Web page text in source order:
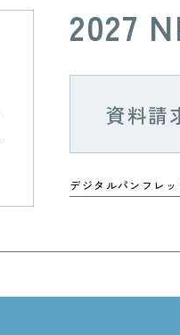
2027
資料請
デジタルパンフレ